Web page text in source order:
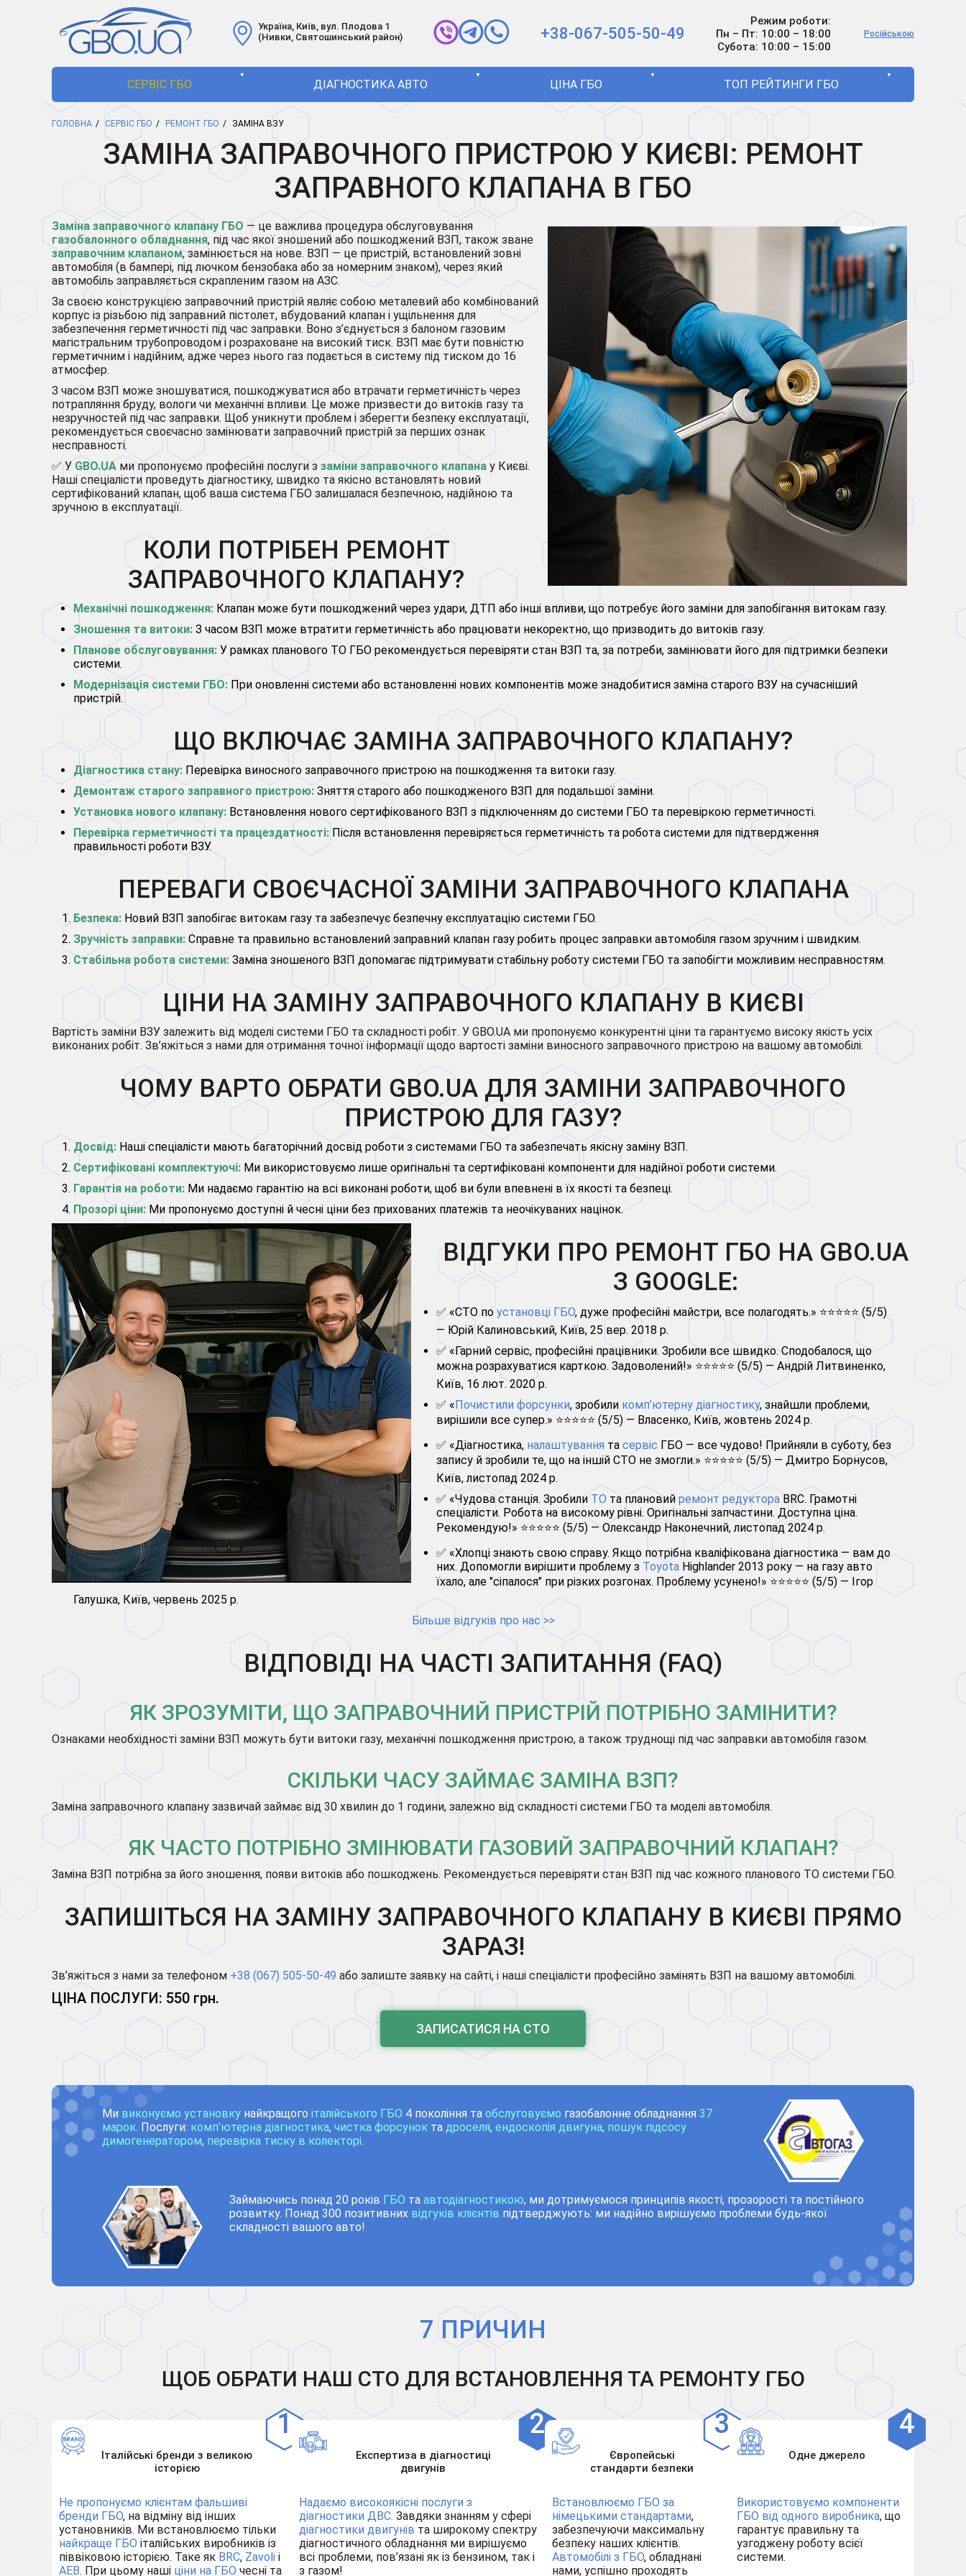
Україна, Київ, вул. Плодова 1
(Нивки, Святошинський район)
+38-067-505-50-49
Режим роботи:
Пн – Пт: 10:00 – 18:00
Субота: 10:00 – 15:00
Російською
СЕРВІС ГБО
▼
ДІАГНОСТИКА АВТО
▼
ЦІНА ГБО
▼
ТОП РЕЙТИНГИ ГБО
▼
ГОЛОВНА СЕРВІС ГБО РЕМОНТ ГБО ЗАМІНА ВЗУ
ЗАМІНА ЗАПРАВОЧНОГО ПРИСТРОЮ У КИЄВІ: РЕМОНТ
ЗАПРАВНОГО КЛАПАНА В ГБО
Заміна заправочного клапану ГБО — це важлива процедура обслуговування
газобалонного обладнання, під час якої зношений або пошкоджений ВЗП, також зване
заправочним клапаном, замінюється на нове. ВЗП — це пристрій, встановлений зовні
автомобіля (в бампері, під лючком бензобака або за номерним знаком), через який
автомобіль заправляється скрапленим газом на АЗС.
За своєю конструкцією заправочний пристрій являє собою металевий або комбінований
корпус із різьбою під заправний пістолет, вбудований клапан і ущільнення для
забезпечення герметичності під час заправки. Воно з’єднується з балоном газовим
магістральним трубопроводом і розраховане на високий тиск. ВЗП має бути повністю
герметичним і надійним, адже через нього газ подається в систему під тиском до 16
атмосфер.
З часом ВЗП може зношуватися, пошкоджуватися або втрачати герметичність через
потрапляння бруду, вологи чи механічні впливи. Це може призвести до витоків газу та
незручностей під час заправки. Щоб уникнути проблем і зберегти безпеку експлуатації,
рекомендується своєчасно замінювати заправочний пристрій за перших ознак
несправності.
✅ У GBO.UA ми пропонуємо професійні послуги з заміни заправочного клапана у Києві.
Наші спеціалісти проведуть діагностику, швидко та якісно встановлять новий
сертифікований клапан, щоб ваша система ГБО залишалася безпечною, надійною та
зручною в експлуатації.
КОЛИ ПОТРІБЕН РЕМОНТ
ЗАПРАВОЧНОГО КЛАПАНУ?
Механічні пошкодження: Клапан може бути пошкоджений через удари, ДТП або інші впливи, що потребує його заміни для запобігання витокам газу.
Зношення та витоки: З часом ВЗП може втратити герметичність або працювати некоректно, що призводить до витоків газу.
Планове обслуговування: У рамках планового ТО ГБО рекомендується перевіряти стан ВЗП та, за потреби, замінювати його для підтримки безпеки
системи.
Модернізація системи ГБО: При оновленні системи або встановленні нових компонентів може знадобитися заміна старого ВЗУ на сучасніший
пристрій.
ЩО ВКЛЮЧАЄ ЗАМІНА ЗАПРАВОЧНОГО КЛАПАНУ?
Діагностика стану: Перевірка виносного заправочного пристрою на пошкодження та витоки газу.
Демонтаж старого заправного пристрою: Зняття старого або пошкодженого ВЗП для подальшої заміни.
Установка нового клапану: Встановлення нового сертифікованого ВЗП з підключенням до системи ГБО та перевіркою герметичності.
Перевірка герметичності та працездатності: Після встановлення перевіряється герметичність та робота системи для підтвердження
правильності роботи ВЗУ.
ПЕРЕВАГИ СВОЄЧАСНОЇ ЗАМІНИ ЗАПРАВОЧНОГО КЛАПАНА
Безпека: Новий ВЗП запобігає витокам газу та забезпечує безпечну експлуатацію системи ГБО.
Зручність заправки: Справне та правильно встановлений заправний клапан газу робить процес заправки автомобіля газом зручним і швидким.
Стабільна робота системи: Заміна зношеного ВЗП допомагає підтримувати стабільну роботу системи ГБО та запобігти можливим несправностям.
ЦІНИ НА ЗАМІНУ ЗАПРАВОЧНОГО КЛАПАНУ В КИЄВІ
Вартість заміни ВЗУ залежить від моделі системи ГБО та складності робіт. У GBO.UA ми пропонуємо конкурентні ціни та гарантуємо високу якість усіх
виконаних робіт. Зв’яжіться з нами для отримання точної інформації щодо вартості заміни виносного заправочного пристрою на вашому автомобілі.
ЧОМУ ВАРТО ОБРАТИ GBO.UA ДЛЯ ЗАМІНИ ЗАПРАВОЧНОГО
ПРИСТРОЮ ДЛЯ ГАЗУ?
Досвід: Наші спеціалісти мають багаторічний досвід роботи з системами ГБО та забезпечать якісну заміну ВЗП.
Сертифіковані комплектуючі: Ми використовуємо лише оригінальні та сертифіковані компоненти для надійної роботи системи.
Гарантія на роботи: Ми надаємо гарантію на всі виконані роботи, щоб ви були впевнені в їх якості та безпеці.
Прозорі ціни:Ми пропонуємо доступні й чесні ціни без прихованих платежів та неочікуваних націнок.
ВІДГУКИ ПРО РЕМОНТ ГБО НА GBO.UA
З GOOGLE:
✅ «СТО поустановці ГБО, дуже професійні майстри, все полагодять.» ⭐⭐⭐⭐⭐ (5/5)
— Юрій Калиновський, Київ, 25 вер. 2018 р.
✅ «Гарний сервіс, професійні працівники. Зробили все швидко. Сподобалося, що
можна розрахуватися карткою. Задоволений!» ⭐⭐⭐⭐⭐ (5/5) — Андрій Литвиненко,
Київ, 16 лют. 2020 р.
✅ «Почистили форсунки, зробили комп’ютерну діагностику, знайшли проблеми,
вирішили все супер.» ⭐⭐⭐⭐⭐ (5/5) — Власенко, Київ, жовтень 2024 р.
✅ «Діагностика, налаштування та сервіс ГБО — все чудово! Прийняли в суботу, без
запису й зробили те, що на іншій СТО не змогли.» ⭐⭐⭐⭐⭐ (5/5) — Дмитро Борнусов,
Київ, листопад 2024 р.
✅ «Чудова станція. Зробили ТО та плановий ремонт редуктора BRC. Грамотні
спеціалісти. Робота на високому рівні. Оригінальні запчастини. Доступна ціна.
Рекомендую!» ⭐⭐⭐⭐⭐ (5/5) — Олександр Наконечний, листопад 2024 р.
✅ «Хлопці знають свою справу. Якщо потрібна кваліфікована діагностика — вам до
них. Допомогли вирішити проблему з Toyota Highlander 2013 року — на газу авто
їхало, але "сіпалося" при різких розгонах. Проблему усунено!» ⭐⭐⭐⭐⭐ (5/5) — Ігор
Галушка, Київ, червень 2025 р.
Більше відгуків про нас >>
ВІДПОВІДІ НА ЧАСТІ ЗАПИТАННЯ (FAQ)
ЯК ЗРОЗУМІТИ, ЩО ЗАПРАВОЧНИЙ ПРИСТРІЙ ПОТРІБНО ЗАМІНИТИ?
Ознаками необхідності заміни ВЗП можуть бути витоки газу, механічні пошкодження пристрою, а також труднощі під час заправки автомобіля газом.
СКІЛЬКИ ЧАСУ ЗАЙМАЄ ЗАМІНА ВЗП?
Заміна заправочного клапану зазвичай займає від 30 хвилин до 1 години, залежно від складності системи ГБО та моделі автомобіля.
ЯК ЧАСТО ПОТРІБНО ЗМІНЮВАТИ ГАЗОВИЙ ЗАПРАВОЧНИЙ КЛАПАН?
Заміна ВЗП потрібна за його зношення, появи витоків або пошкоджень. Рекомендується перевіряти стан ВЗП під час кожного планового ТО системи ГБО.
ЗАПИШІТЬСЯ НА ЗАМІНУ ЗАПРАВОЧНОГО КЛАПАНУ В КИЄВІ ПРЯМО
ЗАРАЗ!
Зв’яжіться з нами за телефоном +38 (067) 505-50-49 або залиште заявку на сайті, і наші спеціалісти професійно замінять ВЗП на вашому автомобілі.
ЦІНА ПОСЛУГИ: 550 грн.
ЗАПИСАТИСЯ НА СТО
Ми виконуємо установку найкращого італійського ГБО 4 покоління та обслуговуємо газобалонне обладнання 37
марок. Послуги: комп’ютерна діагностика, чистка форсунок та дроселя, ендоскопія двигуна, пошук підсосу
димогенератором, перевірка тиску в колекторі.
Займаючись понад 20 років ГБО та автодіагностикою, ми дотримуємося принципів якості, прозорості та постійного
розвитку. Понад 300 позитивних відгуків клієнтів підтверджують: ми надійно вирішуємо проблеми будь-якої
складності вашого авто!
7 ПРИЧИН
ЩОБ ОБРАТИ НАШ СТО ДЛЯ ВСТАНОВЛЕННЯ ТА РЕМОНТУ ГБО
Італійські бренди з великою
історією
Не пропонуємо клієнтам фальшиві
бренди ГБО, на відміну від інших
установників. Ми встановлюємо тільки
найкраще ГБО італійських виробників із
піввіковою історією. Таке як BRC, Zavoli і
AEB. При цьому наші ціни на ГБО чесні та
Експертиза в діагностиці
двигунів
Надаємо високоякісні послуги з
діагностики ДВС. Завдяки знанням у сфері
діагностики двигунів та широкому спектру
діагностичного обладнання ми вирішуємо
всі проблеми, пов’язані як із бензином, так і
з газом!
Європейські
стандарти безпеки
Встановлюємо ГБО за
німецькими стандартами,
забезпечуючи максимальну
безпеку наших клієнтів.
Автомобілі з ГБО, обладнані
нами, успішно проходять
Одне джерело
Використовуємо компоненти
ГБО від одного виробника, що
гарантує правильну та
узгоджену роботу всієї
системи.